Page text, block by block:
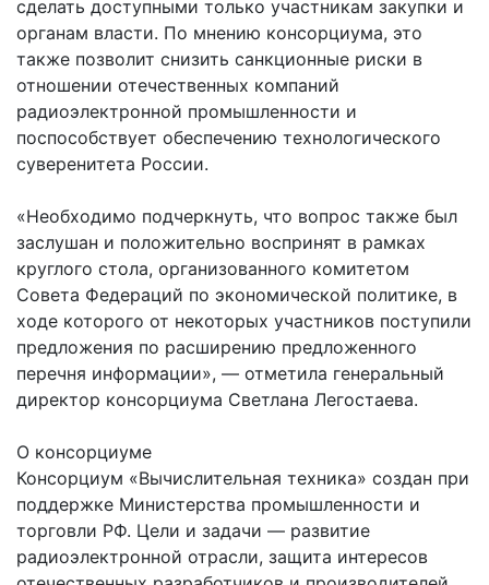
сделать доступными только участникам закупки и
органам власти. По мнению консорциума, это
также позволит снизить санкционные риски в
отношении отечественных компаний
радиоэлектронной промышленности и
поспособствует обеспечению технологического
суверенитета России.
«Необходимо подчеркнуть, что вопрос также был
заслушан и положительно воспринят в рамках
круглого стола, организованного комитетом
Совета Федераций по экономической политике, в
ходе которого от некоторых участников поступили
предложения по расширению предложенного
перечня информации», — отметила генеральный
директор консорциума Светлана Легостаева.
О консорциуме
Консорциум «Вычислительная техника» создан при
поддержке Министерства промышленности и
торговли РФ. Цели и задачи — развитие
радиоэлектронной отрасли, защита интересов